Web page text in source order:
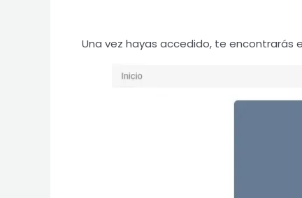
Una vez hayas accedido, te encontrarás